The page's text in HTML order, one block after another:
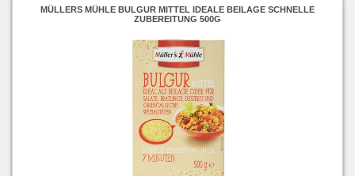
MÜLLERS MÜHLE BULGUR MITTEL IDEALE BEILAGE SCHNELLE
ZUBEREITUNG 500G